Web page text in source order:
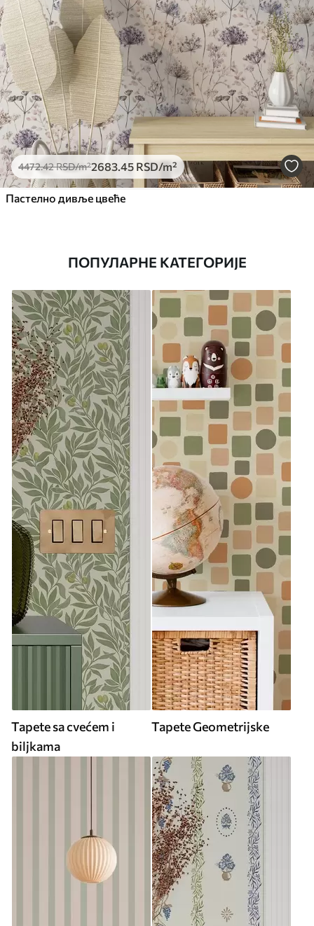
4472.42RSD/m²2683.45 RSD/m²
Пастелно дивље цвеће
ПОПУЛАРНЕ КАТЕГОРИЈЕ
Tapete sa cvećem i
biljkama
Tapete Geometrijske